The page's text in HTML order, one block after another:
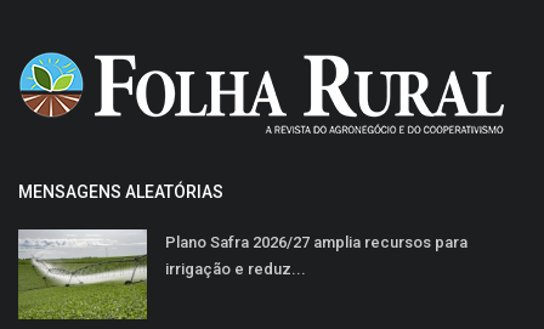
MENSAGENS ALEATÓRIAS
Plano Safra 2026/27 amplia recursos para
irrigação e reduz...